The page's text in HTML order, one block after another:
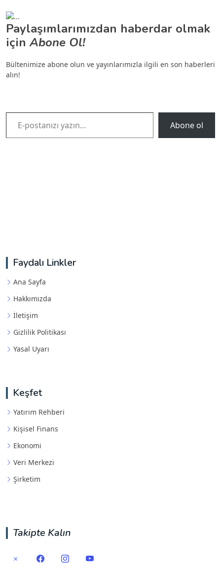
Paylaşımlarımızdan haberdar olmak
için Abone Ol!
Bültenimize abone olun ve yayınlarımızla ilgili en son haberleri
alın!
E-postanızı yazın…
Abone ol
Faydalı Linkler
Ana Sayfa
Hakkımızda
İletişim
Gizlilik Politikası
Yasal Uyarı
Keşfet
Yatırım Rehberi
Kişisel Finans
Ekonomi
Veri Merkezi
Şirketim
Takipte Kalın